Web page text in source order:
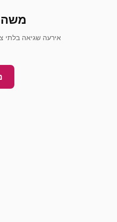
אירעה שגיאה בלתי